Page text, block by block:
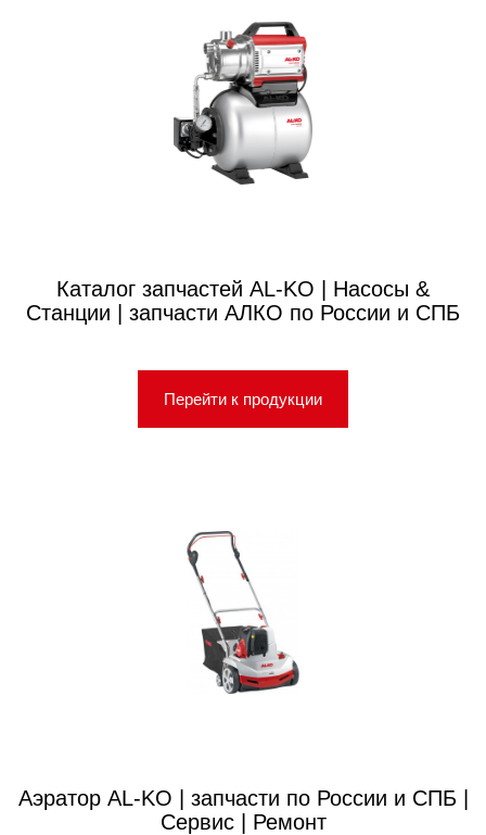
Каталог запчастей AL-KO | Насосы &
Станции | запчасти АЛКО по России и СПБ
Перейти к продукции
Аэратор AL-KO | запчасти по России и СПБ |
Сервис | Ремонт